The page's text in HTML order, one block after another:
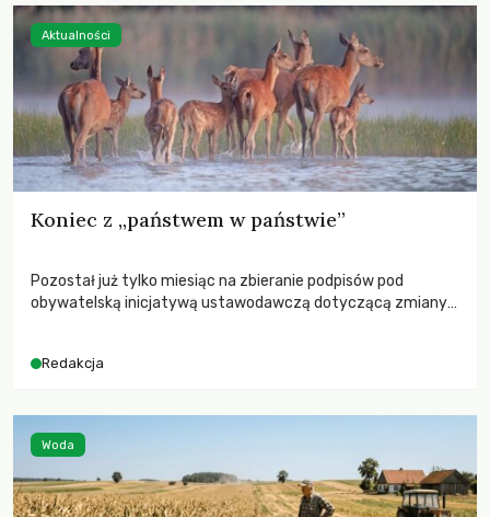
Koniec z „państwem w państwie”
Pozostał już tylko miesiąc na zbieranie podpisów pod
obywatelską inicjatywą ustawodawczą dotyczącą zmiany
niezwykle korzystne rozwiązania dla przyrody i zwierząt,
funkcjonowania łowiectwa w Polsce.
Redakcja
Aktualności
Woda